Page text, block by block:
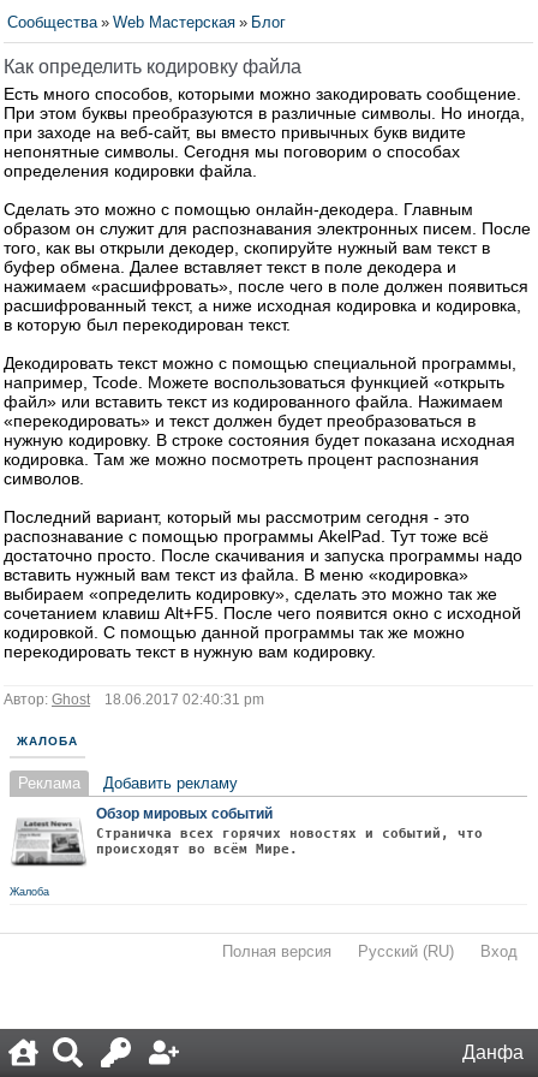
Данфа
Сообщества » Web Мастерская » Блог
Как определить кодировку файла
Есть много способов, которыми можно закодировать сообщение.
При этом буквы преобразуются в различные символы. Но иногда,
при заходе на веб-сайт, вы вместо привычных букв видите
непонятные символы. Сегодня мы поговорим о способах
определения кодировки файла.
Сделать это можно с помощью онлайн-декодера. Главным
образом он служит для распознавания электронных писем. После
того, как вы открыли декодер, скопируйте нужный вам текст в
буфер обмена. Далее вставляет текст в поле декодера и
нажимаем «расшифровать», после чего в поле должен появиться
расшифрованный текст, а ниже исходная кодировка и кодировка,
в которую был перекодирован текст.
Декодировать текст можно с помощью специальной программы,
например, Tcode. Можете воспользоваться функцией «открыть
файл» или вставить текст из кодированного файла. Нажимаем
«перекодировать» и текст должен будет преобразоваться в
нужную кодировку. В строке состояния будет показана исходная
кодировка. Там же можно посмотреть процент распознания
символов.
Последний вариант, который мы рассмотрим сегодня - это
распознавание с помощью программы AkelPad. Тут тоже всё
достаточно просто. После скачивания и запуска программы надо
вставить нужный вам текст из файла. В меню «кодировка»
выбираем «определить кодировку», сделать это можно так же
сочетанием клавиш Alt+F5. После чего появится окно с исходной
кодировкой. С помощью данной программы так же можно
перекодировать текст в нужную вам кодировку.
Автор: Ghost18.06.2017 02:40:31 pm
ЖАЛОБА
Реклама Добавить рекламу
Обзор мировых событий
Страничка всех горячих новостях и событий, что
происходят во всём Мире.
Жалоба
Полная версия Русский (RU) Вход